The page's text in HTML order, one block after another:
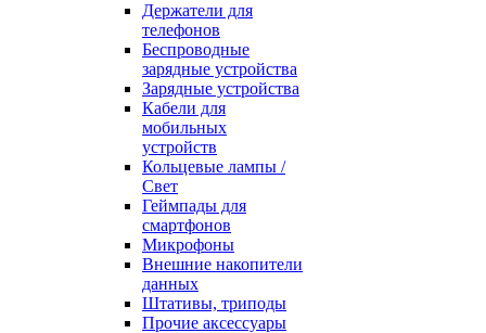
Держатели для
телефонов
Беспроводные
зарядные устройства
Зарядные устройства
Кабели для
мобильных
устройств
Кольцевые лампы /
Свет
Геймпады для
смартфонов
Микрофоны
Внешние накопители
данных
Штативы, триподы
Прочие аксессуары